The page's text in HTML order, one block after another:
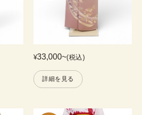
¥33,000~(税込)
詳細を見る